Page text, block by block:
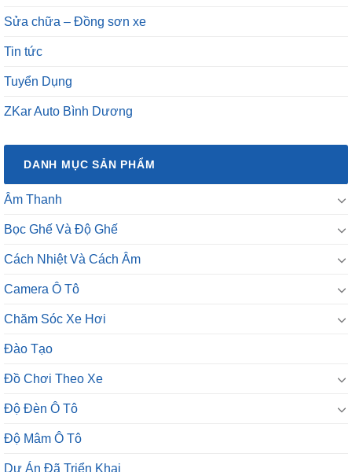
Sửa chữa – Đồng sơn xe
Tin tức
Tuyển Dụng
ZKar Auto Bình Dương
DANH MỤC SẢN PHẨM
Âm Thanh
Bọc Ghế Và Độ Ghế
Cách Nhiệt Và Cách Âm
Camera Ô Tô
Chăm Sóc Xe Hơi
Đào Tạo
Đồ Chơi Theo Xe
Độ Đèn Ô Tô
Độ Mâm Ô Tô
Dự Án Đã Triển Khai